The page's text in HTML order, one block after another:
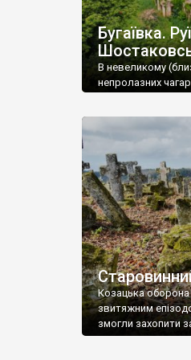
Бугаївка.
В невеликому
непролазних
потім клуб, ще
століття тут
палацу виїхала
Козацька оборона
звитяжним
змогли захопити
поховали на